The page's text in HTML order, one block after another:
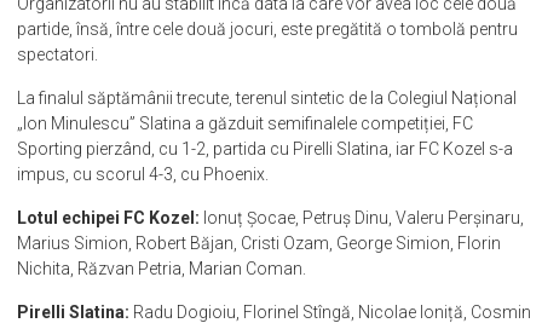
partide, însă, între cele două jocuri, este pregătită o tombolă pentru
spectatori.
La finalul săptămânii trecute, terenul sintetic de la Colegiul Național
„Ion Minulescu” Slatina a găzduit semifinalele competiției, FC
Sporting pierzând, cu 1-2, partida cu Pirelli Slatina, iar FC Kozel s-a
impus, cu scorul 4-3, cu Phoenix.
Lotul echipei FC Kozel: Ionuț Șocae, Petruș Dinu, Valeru Perșinaru,
Marius Simion, Robert Băjan, Cristi Ozam, George Simion, Florin
Nichita, Răzvan Petria, Marian Coman.
Pirelli Slatina: Radu Dogioiu, Florinel Stîngă, Nicolae Ioniță, Cosmin